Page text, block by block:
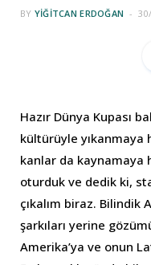
BY YIĞITCAN ERDOĞAN
Hazır Dünya Kupası
kültürüyle yıkanmaya
kanlar da kaynamaya
oturduk ve dedik ki,
çıkalım biraz. Bilindik
şarkıları yerine
Amerika’ya ve onun